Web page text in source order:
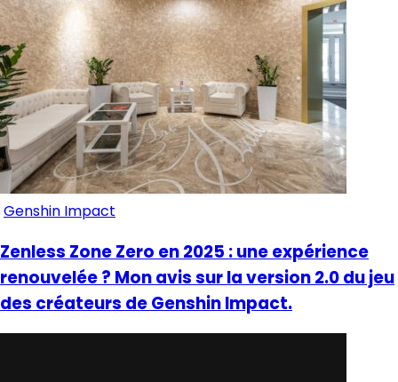
Genshin Impact
Zenless Zone Zero en 2025 : une expérience
renouvelée ? Mon avis sur la version 2.0 du jeu
des créateurs de Genshin Impact.